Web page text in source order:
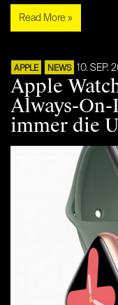
Read More »
APPLE NEWS 10. SEP.
Apple
Always-
immer die